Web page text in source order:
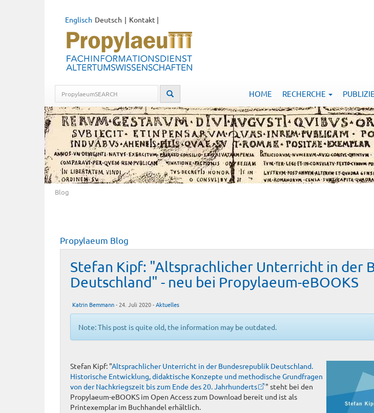
Deutsch
Englisch Kontakt |
HOME RECHERCHE
Blog
Propylaeum Blog
Stefan Kipf: "Altsprachlicher Unterricht in der
Deutschland" - neu bei Propylaeum-eBOOKS
Katrin Bemmann- 24. Juli 2020 -Aktuelles
Note: This post is quite old, the information may be outdated.
Stefan Kipf: "Altsprachlicher Unterricht in der Bundesrepublik Deutschland.
Historische Entwicklung, didaktische Konzepte und methodische Grundfragen
von der Nachkriegszeit bis zum Ende des 20. Jahrhunderts
" steht bei den
Propylaeum-eBOOKS im Open Access zum Download bereit und ist als
Printexemplar im Buchhandel erhältlich.